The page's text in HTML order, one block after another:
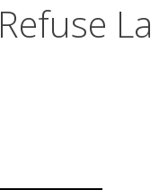
La